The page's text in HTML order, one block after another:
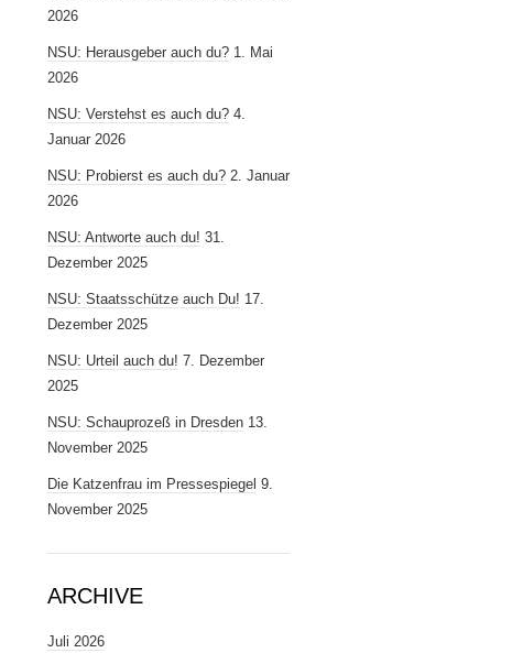
2026
NSU: Herausgeber auch du? 1. Mai
2026
NSU: Verstehst es auch du? 4.
Januar 2026
NSU: Probierst es auch du? 2. Januar
2026
NSU: Antworte auch du! 31.
Dezember 2025
NSU: Staatsschütze auch Du! 17.
Dezember 2025
NSU: Urteil auch du! 7. Dezember
2025
NSU: Schauprozeß in Dresden 13.
November 2025
Die Katzenfrau im Pressespiegel 9.
November 2025
ARCHIVE
Juli 2026